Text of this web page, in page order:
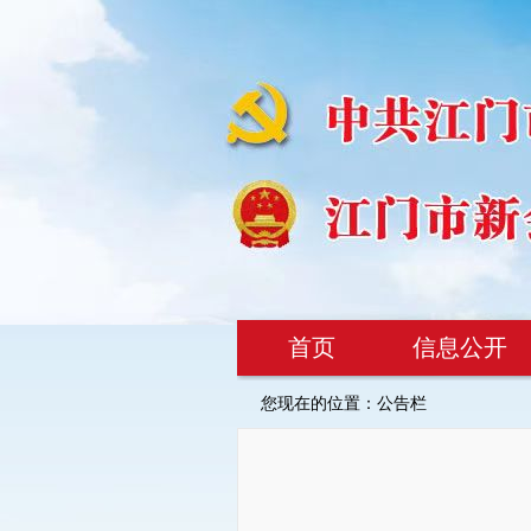
首页 信息公开
您现在的位置： 公告栏